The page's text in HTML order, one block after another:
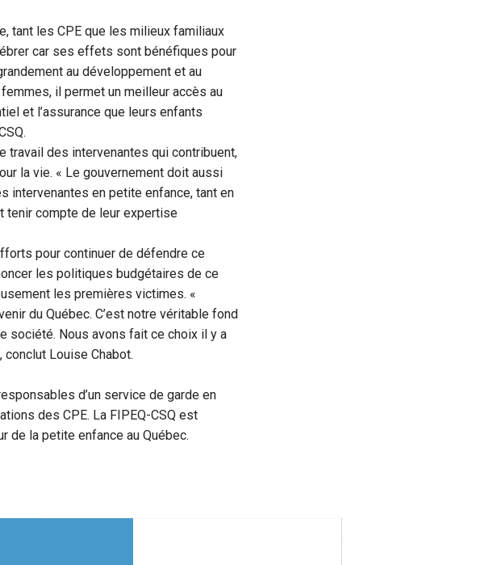
tant les CPE que les milieux familiaux
car ses effets sont bénéfiques pour
au développement et au
il permet un meilleur accès au
et l’assurance que leurs enfants
travail des intervenantes qui contribuent,
la vie. « Le gouvernement doit aussi
intervenantes en petite enfance, tant en
tenir compte de leur expertise
pour continuer de défendre ce
les politiques budgétaires de ce
les premières victimes. «
du Québec. C’est notre véritable fond
société. Nous avons fait ce choix il y a
Louise Chabot.
d’un service de garde en
des CPE. La FIPEQ-CSQ est
de la petite enfance au Québec.